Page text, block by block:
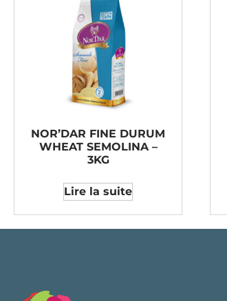
NOR’DAR FINE DURUM
WHEAT SEMOLINA –
3KG
Lire la suite